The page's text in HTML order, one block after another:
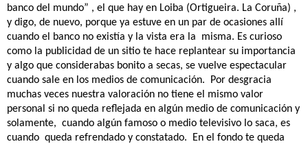
banco del mundo” , el que hay en Loiba (Ortigueira. La Coruña) ,
y digo, de nuevo, porque ya estuve en un par de ocasiones allí
cuando el banco no existía y la vista era la
misma. Es curioso
como la publicidad de un sitio te hace replantear su importancia
y algo que considerabas bonito a secas, se vuelve espectacular
cuando sale en los medios de comunicación.
Por desgracia
muchas veces nuestra valoración no tiene el mismo valor
personal si no queda reflejada en algún medio de comunicación y
solamente, cuando algún famoso o medio televisivo lo saca, es
cuando queda refrendado y constatado.
En el fondo te queda